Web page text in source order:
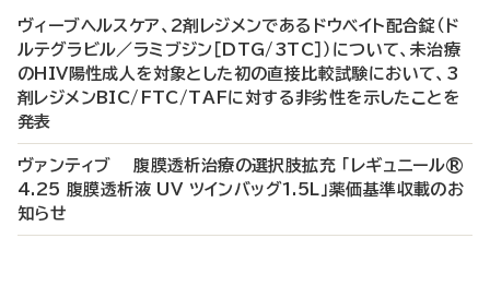
ヴィーブヘルスケア、2剤レジメンであるドウベイト配合錠（ド
ルテグラビル／ラミブジン［DTG/3TC］）について、未治療
のHIV陽性成人を対象とした初の直接比較試験において、3
剤レジメンBIC/FTC/TAFに対する非劣性を示したことを
発表
ヴァンティブ 腹膜透析治療の選択肢拡充 「レギュニール®
4.25 腹膜透析液 UV ツインバッグ1.5L」薬価基準収載のお
知らせ